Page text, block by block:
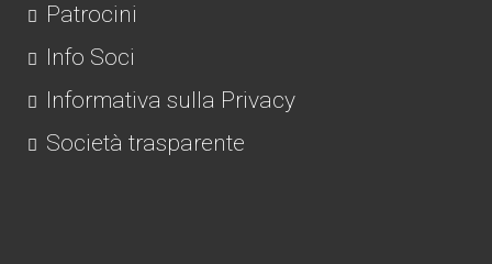
Patrocini
Info Soci
Informativa sulla Privacy
Società trasparente